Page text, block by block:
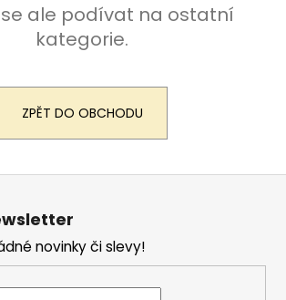
se ale podívat na ostatní
kategorie.
ZPĚT DO OBCHODU
novinky či slevy!